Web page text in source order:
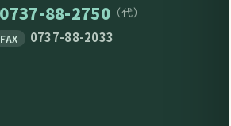
0737-88-2750（代）
FAX 0737-88-2033